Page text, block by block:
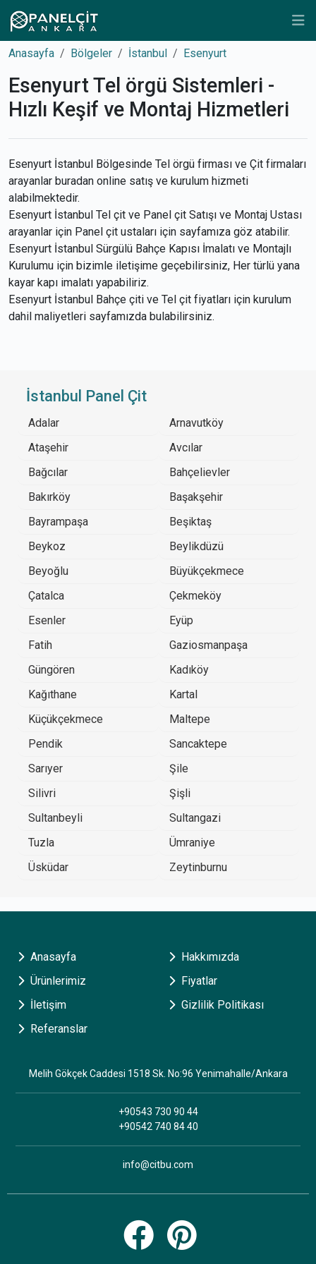
Anasayfa Bölgeler İstanbul Esenyurt
Esenyurt Tel örgü Sistemleri -
Hızlı Keşif ve Montaj Hizmetleri
Esenyurt İstanbul Bölgesinde Tel örgü firması ve Çit firmaları
arayanlar buradan online satış ve kurulum hizmeti
alabilmektedir.
Esenyurt İstanbul Tel çit ve Panel çit Satışı ve Montaj Ustası
arayanlar için Panel çit ustaları için sayfamıza göz atabilir.
Esenyurt İstanbul Sürgülü Bahçe Kapısı İmalatı ve Montajlı
Kurulumu için bizimle iletişime geçebilirsiniz, Her türlü yana
kayar kapı imalatı yapabiliriz.
Esenyurt İstanbul Bahçe çiti ve Tel çit fiyatları için kurulum
dahil maliyetleri sayfamızda bulabilirsiniz.
İstanbul Panel Çit
Adalar
Arnavutköy
Ataşehir
Avcılar
Bağcılar
Bahçelievler
Bakırköy
Başakşehir
Bayrampaşa
Beşiktaş
Beykoz
Beylikdüzü
Beyoğlu
Büyükçekmece
Çatalca
Çekmeköy
Esenler
Eyüp
Fatih
Gaziosmanpaşa
Güngören
Kadıköy
Kağıthane
Kartal
Küçükçekmece
Maltepe
Pendik
Sancaktepe
Sarıyer
Şile
Silivri
Şişli
Sultanbeyli
Sultangazi
Tuzla
Ümraniye
Üsküdar
Zeytinburnu
Anasayfa
Hakkımızda
Ürünlerimiz
Fiyatlar
İletişim
Gizlilik Politikası
Referanslar
Melih Gökçek Caddesi 1518 Sk. No:96 Yenimahalle/Ankara
+90543 730 90 44
+90542 740 84 40
info@citbu.com